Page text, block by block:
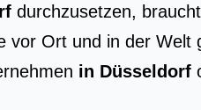
durchzusetzen,
Ort und in der
in Düsseldorf